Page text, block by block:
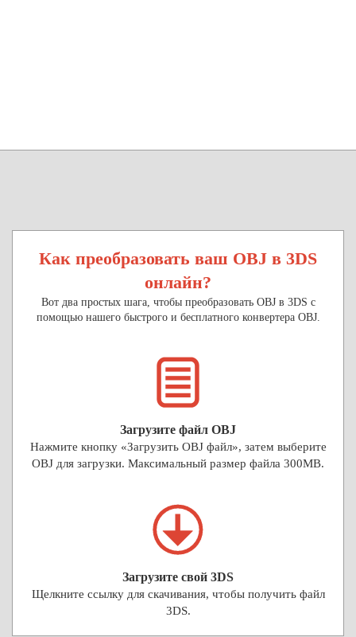
Как преобразовать ваш OBJ в 3DS
онлайн?
Вот два простых шага, чтобы преобразовать OBJ в 3DS с
помощью нашего быстрого и бесплатного конвертера OBJ.
Загрузите файл OBJ
Нажмите кнопку «Загрузить OBJ файл», затем выберите
OBJ для загрузки. Максимальный размер файла 300MB.
Загрузите свой 3DS
Щелкните ссылку для скачивания, чтобы получить файл
3DS.